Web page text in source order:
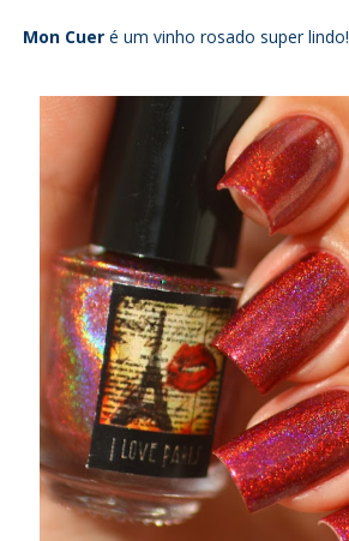
Mon Cuer é um vinho rosado super lindo!